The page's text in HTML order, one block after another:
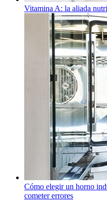
Vitamina A: la aliada
Cómo elegir un horno
cometer errores